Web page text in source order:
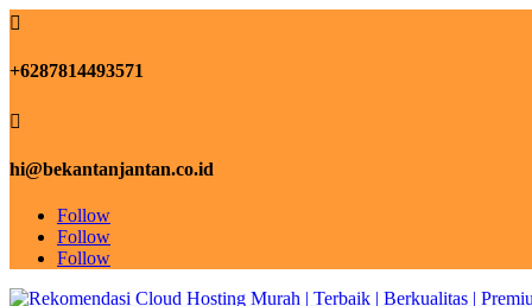

+6287814493571

hi@bekantanjantan.co.id
Follow
Follow
Follow